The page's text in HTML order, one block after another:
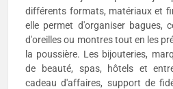
différents formats, matériaux et
elle permet d'organiser bagues,
d'oreilles ou montres tout en les
la poussière. Les bijouteries,
de beauté, spas, hôtels et
cadeau d'affaires, support de